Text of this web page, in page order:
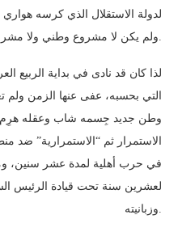
لدولة الاستقلال الذي كرسه
ولم يكن لا مشروع وطني ولا مشروع مجتمعي.
لذا كان قد نادى في بداية الربيع
التي بحسبه، عفى عنها الزمن ولم
وطن جديد جِسمه شاب وعقله هرِم!
الاستمرار ثم “الاستمرارية” ضد
في حرب أهلية لمدة عشر سنين،
لعشرين سنة تحت قيادة الرئيس
وزبانيته.